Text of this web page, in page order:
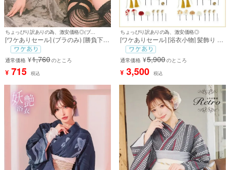
ちょっぴり訳ありの為、激安価格◎(ブラのみ)
[ワケありセール] (ブラのみ) [勝負下
着] エレガントローズ ブラックレース
ワイヤー ブラジャー
通常価格 ¥1,760のところ
¥ 715 税込
ちょっぴり訳ありの為、激安価格◎
[ワケありセール] [浴衣小物] 髪飾り 金
箔×和玉×ロープ紐リボンタッセル付
きダリアマム浴衣ヘアアクセサリー
15点セット (Aセット/Bセット)
通常価格 ¥5,900のところ
¥ 3,500 税込